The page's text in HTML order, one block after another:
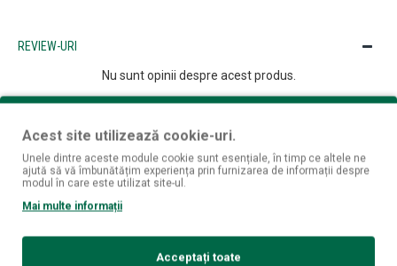
REVIEW-URI
Nu sunt opinii despre acest produs.
SPUNE-ŢI OPINIA
Numele tău:
Opinia ta:
Notă:Codul HTML este citit ca şi text!
Acest site utilizează cookie-uri.
Unele dintre aceste module cookie sunt esențiale, în timp ce altele ne
ajută să vă îmbunătățim experiența prin furnizarea de informații despre
modul în care este utilizat site-ul.
Mai multe informații
Acceptați toate